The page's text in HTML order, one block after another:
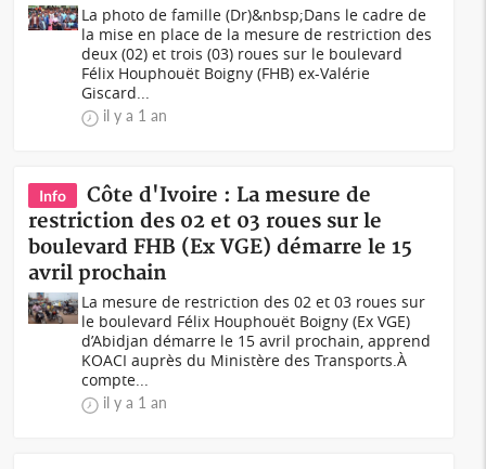
La photo de famille (Dr)&nbsp;Dans le cadre de
la mise en place de la mesure de restriction des
deux (02) et trois (03) roues sur le boulevard
Félix Houphouët Boigny (FHB) ex-Valérie
Giscard...
il y a 1 an
Info
Côte d'Ivoire : La mesure de
restriction des 02 et 03 roues sur le
boulevard FHB (Ex VGE) démarre le 15
avril prochain
La mesure de restriction des 02 et 03 roues sur
le boulevard Félix Houphouët Boigny (Ex VGE)
d’Abidjan démarre le 15 avril prochain, apprend
KOACI auprès du Ministère des Transports.À
compte...
il y a 1 an